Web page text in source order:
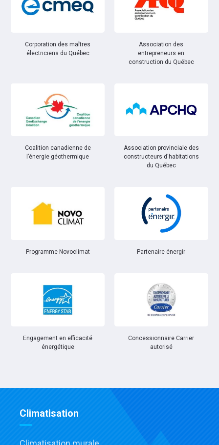
Corporation des maîtres
électriciens du Québec
Association des
entrepreneurs en
construction du Québec
Coalition canadienne de
l’énergie géothermique
Association provinciale des
constructeurs d'habitations
du Québec
Programme Novoclimat Partenaire énergir
Engagement en efficacité
énergétique
Concessionnaire Carrier
autorisé
Climatisation